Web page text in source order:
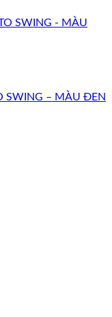
SWING – MÀU ĐEN